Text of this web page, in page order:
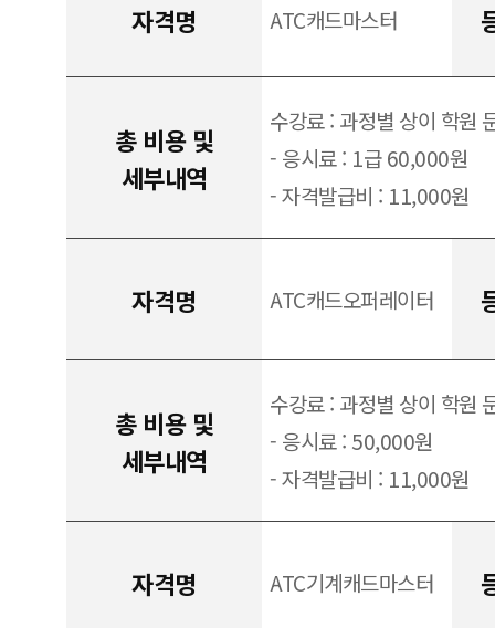
자격명 ATC캐드마스터
총 비용 및
세부내역
수강료 : 과정별 상이 학원
- 응시료 : 1급 60,000원
- 자격발급비 : 11,000원
자격명 ATC캐드오퍼레이터
총 비용 및
세부내역
수강료 : 과정별 상이 학원
- 응시료 : 50,000원
- 자격발급비 : 11,000원
자격명 ATC기계캐드마스터